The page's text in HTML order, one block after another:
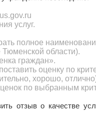
услуг.
полное
Тюменской области).
граждан».
оценку по
хорошо,
по выбранным
отзыв о качестве